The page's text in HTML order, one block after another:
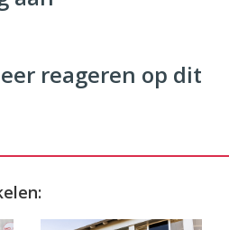
reageren op dit